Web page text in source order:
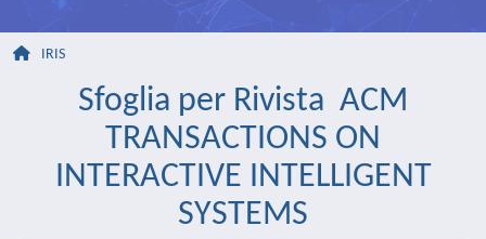
IRIS
Sfoglia per Rivista ACM
TRANSACTIONS ON
INTERACTIVE INTELLIGENT
SYSTEMS